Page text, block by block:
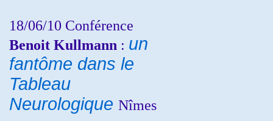
18/06/10 Conférence
Benoit Kullmann : un
fantôme dans le
Tableau
Neurologique Nîmes